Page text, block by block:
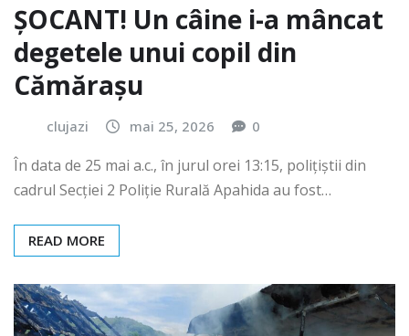
ȘOCANT! Un câine i-a mâncat
degetele unui copil din
Cămărașu
clujazi mai 25, 2026 0
În data de 25 mai a.c., în jurul orei 13:15, polițiștii din
cadrul Secției 2 Poliție Rurală Apahida au fost…
READ MORE